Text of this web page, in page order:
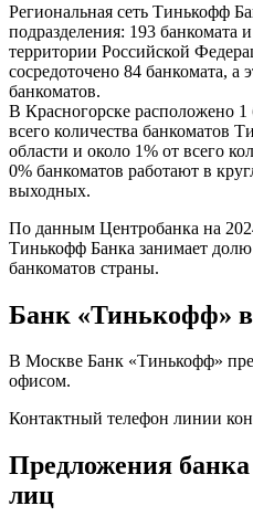
Региональная сеть Тинькофф
подразделения: 193 банкомата
территории Российской
сосредоточено 84 банкомата, а
банкоматов.
В Красногорске расположено
всего количества банкоматов
области и около 1% от всего
0% банкоматов работают в
выходных.
По данным Центробанка на
Тинькофф Банка занимает
банкоматов страны.
Банк «Тинькофф»
В Москве Банк «Тинькофф»
офисом.
Контактный телефон линии
Предложения
лиц